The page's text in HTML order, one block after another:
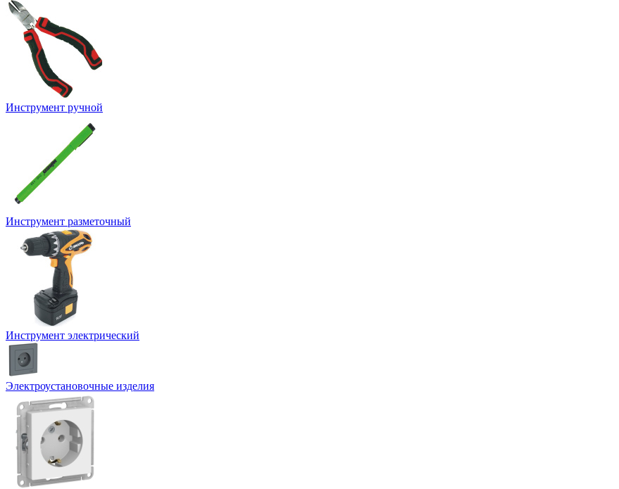
Инструмент ручной
Инструмент разметочный
Инструмент электрический
Электроустановочные изделия